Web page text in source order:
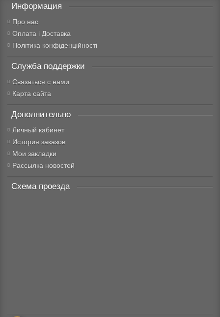
Информация
Про нас
Оплата і Доставка
Політика конфіденційності
Служба поддержки
Связаться с нами
Карта сайта
Дополнительно
Личный кабинет
История заказов
Мои закладки
Рассылка новостей
Схема проезда